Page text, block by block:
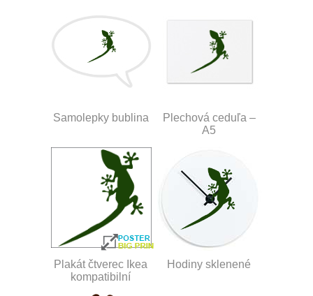
Samolepky bublina
Plechová ceduľa –
A5
Plakát čtverec Ikea
kompatibilní
Hodiny sklenené